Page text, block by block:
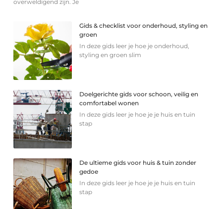
overweldigend zijn. Je
Gids & checklist voor onderhoud, styling en
groen
In deze gids leer je hoe je onderhoud,
styling en groen slim
Doelgerichte gids voor schoon, veilig en
comfortabel wonen
In deze gids leer je hoe je je huis en tuin
stap
De ultieme gids voor huis & tuin zonder
gedoe
In deze gids leer je hoe je je huis en tuin
stap